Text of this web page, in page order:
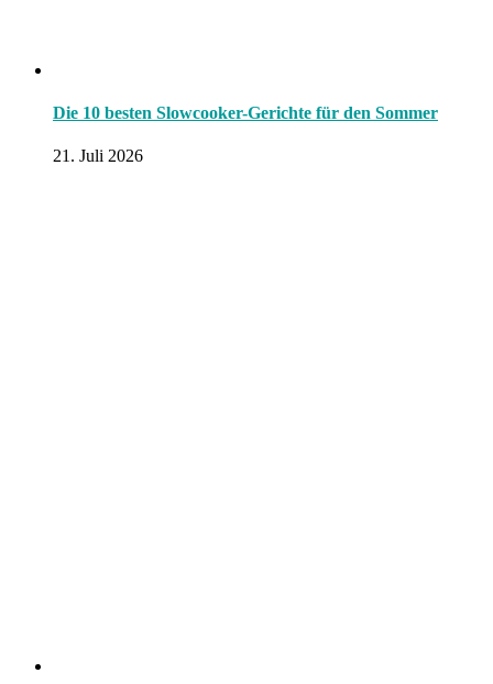
Die 10 besten Slowcooker-Gerichte für den Sommer
21. Juli 2026